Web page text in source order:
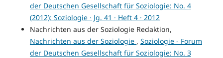
der Deutschen Gesellschaft für Soziologie: No. 4
(2012): Soziologie · Jg. 41 · Heft 4 · 2012
Nachrichten aus der Soziologie Redaktion,
Nachrichten aus der Soziologie , Soziologie - Forum
der Deutschen Gesellschaft für Soziologie: No. 3